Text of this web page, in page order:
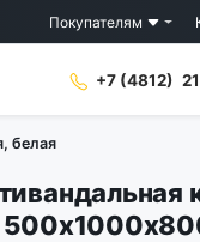
Покупателям
+7 (4812)
белая